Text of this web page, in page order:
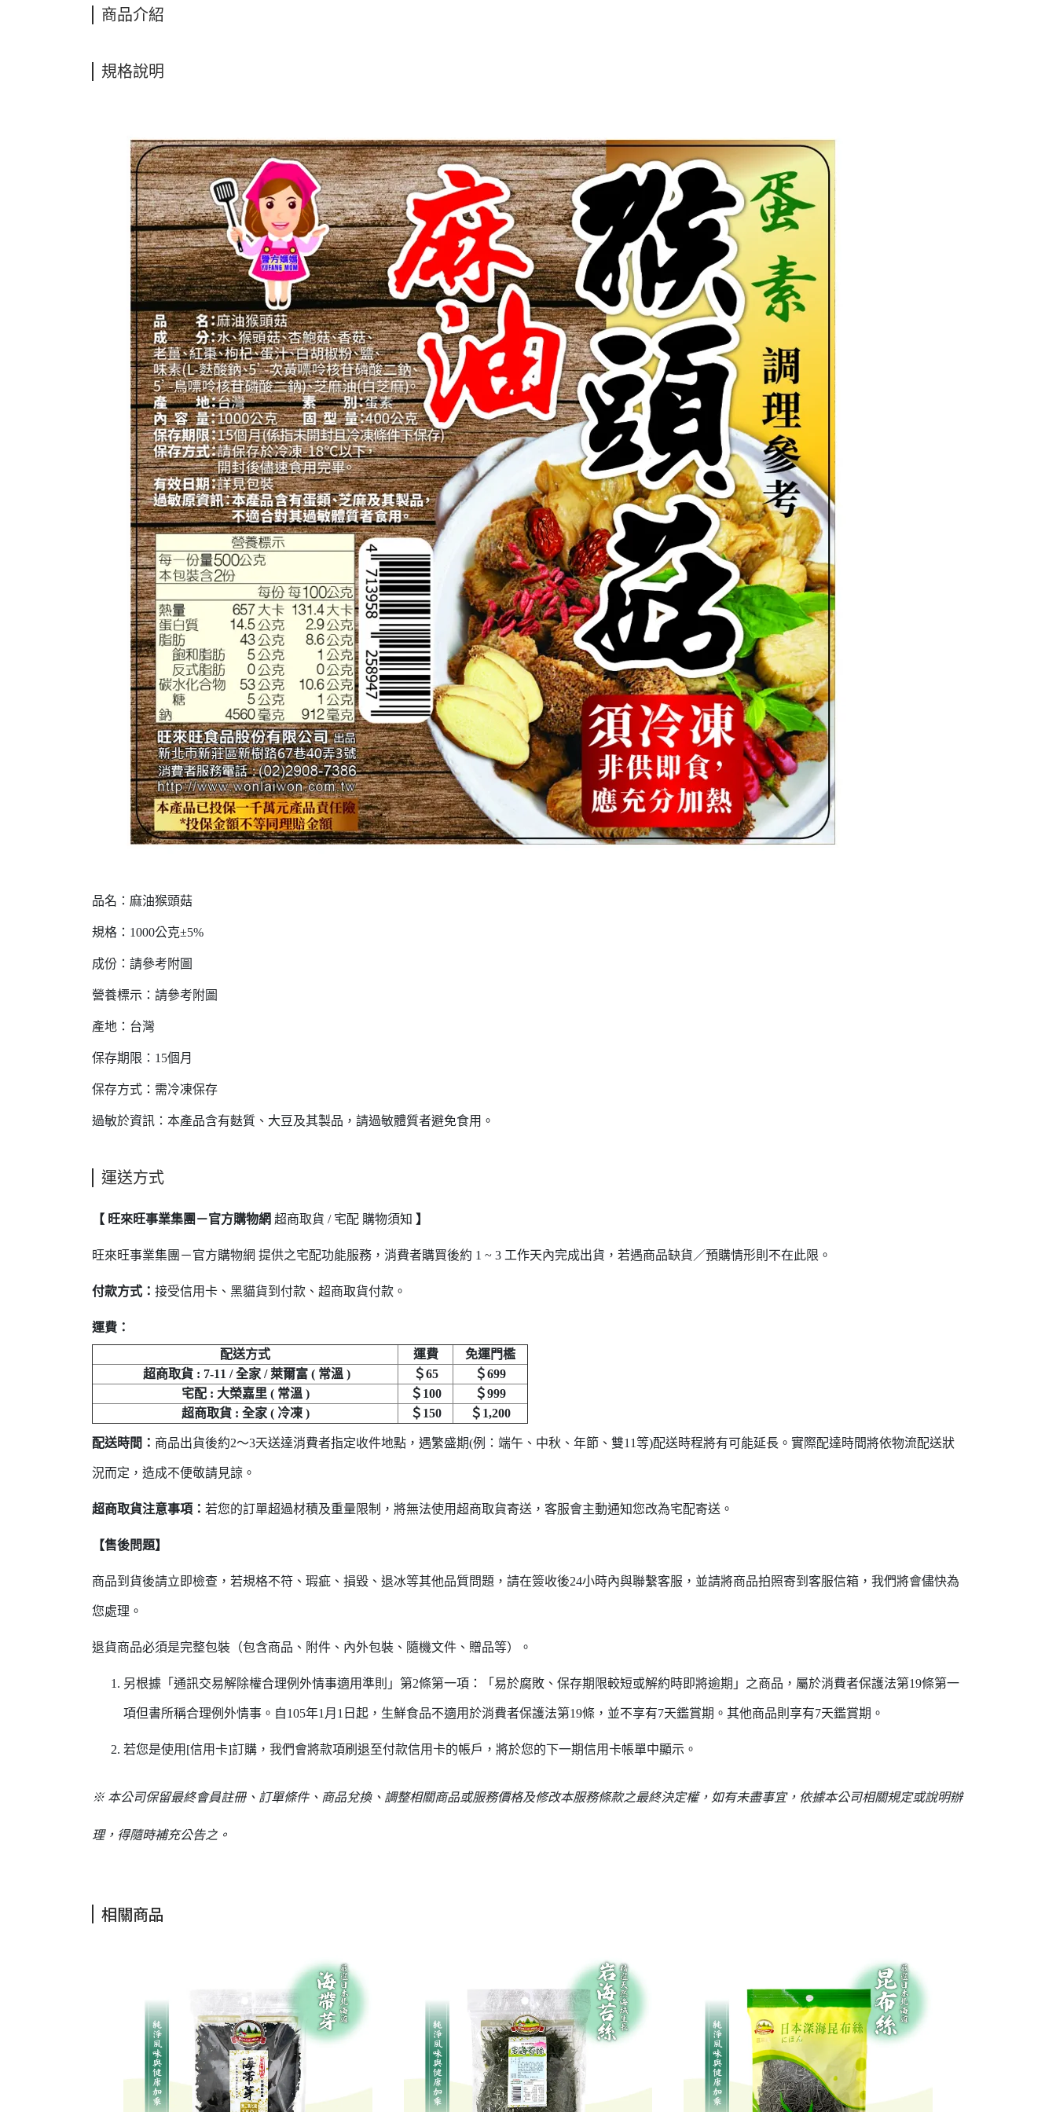
商品介紹
規格說明
品名：麻油猴頭菇
規格：1000公克±5%
成份：請參考附圖
營養標示：請參考附圖
產地：台灣
保存期限：15個月
保存方式：需冷凍保存
過敏於資訊：本產品含有麩質、大豆及其製品，請過敏體質者避免食用。
運送方式
【 旺來旺事業集團－官方購物網 超商取貨 / 宅配 購物須知 】
旺來旺事業集團－官方購物網 提供之宅配功能服務，消費者購買後約 1 ~ 3 工作天內完成出貨，若遇商品缺貨／預購情形則不在此限。
付款方式： 接受信用卡、黑貓貨到付款、超商取貨付款。
運費：
配送方式
運費
免運門檻
超商取貨 : 7-11 / 全家 / 萊爾富 ( 常溫 )
＄65
＄699
宅配 : 大榮嘉里 ( 常溫 )
＄100
＄999
超商取貨 : 全家 ( 冷凍 )
＄150 ＄1,200
配送時間： 商品出貨後約2～3天送達消費者指定收件地點，遇繁盛期(例：端午、中秋、年節、雙11等)配送時程將有可能延長。實際配達時間將依物流配送狀
況而定，造成不便敬請見諒。
超商取貨注意事項： 若您的訂單超過材積及重量限制，將無法使用超商取貨寄送，客服會主動通知您改為宅配寄送。
【售後問題】
商品到貨後請立即檢查，若規格不符、瑕疵、損毀、退冰等其他品質問題，請在簽收後24小時內與聯繫客服，並請將商品拍照寄到客服信箱，我們將會儘快為
您處理。
退貨商品必須是完整包裝（包含商品、附件、內外包裝、隨機文件、贈品等）。
另根據「通訊交易解除權合理例外情事適用準則」第2條第一項：「易於腐敗、保存期限較短或解約時即將逾期」之商品，屬於消費者保護法第19條第一
項但書所稱合理例外情事。自105年1月1日起，生鮮食品不適用於消費者保護法第19條，並不享有7天鑑賞期。其他商品則享有7天鑑賞期。
若您是使用[信用卡]訂購，我們會將款項刷退至付款信用卡的帳戶，將於您的下一期信用卡帳單中顯示。
※ 本公司保留最終會員註冊、訂單條件、商品兌換、調整相關商品或服務價格及修改本服務條款之最終決定權，如有未盡事宜，依據本公司相關規定或說明辦
理，得隨時補充公告之。
相關商品